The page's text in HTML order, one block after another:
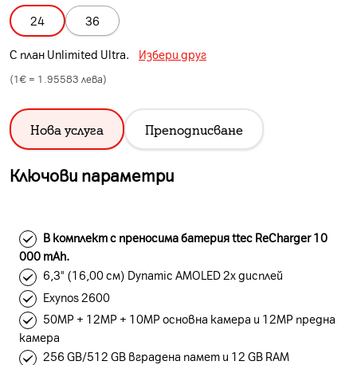
24 36
С план Unlimited Ultra. Избери друг
(1€ = 1.95583 лева)
Нова услуга Преподписване
Ключови параметри
В комплект с преносима батерия ttec ReCharger 10
000 mAh.
6,3" (16,00 см) Dynamic AMOLED 2x дисплей
Exynos 2600
50MP + 12MP + 10MP основна камера и 12MP предна
камера
256 GB/512 GB вградена памет и 12 GB RAM